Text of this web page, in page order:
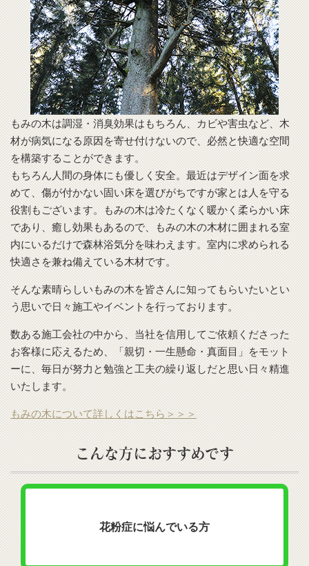
もみの木は調湿・消臭効果はもちろん、カビや害虫など、木
材が病気になる原因を寄せ付けないので、必然と快適な空間
を構築することができます。
もちろん人間の身体にも優しく安全。最近はデザイン面を求
めて、傷が付かない固い床を選びがちですが家とは人を守る
役割もございます。もみの木は冷たくなく暖かく柔らかい床
であり、癒し効果もあるので、もみの木の木材に囲まれる室
内にいるだけで森林浴気分を味わえます。室内に求められる
快適さを兼ね備えている木材です。
そんな素晴らしいもみの木を皆さんに知ってもらいたいとい
う思いで日々施工やイベントを行っております。
数ある施工会社の中から、当社を信用してご依頼くださった
お客様に応えるため、「親切・一生懸命・真面目」をモット
ーに、毎日が努力と勉強と工夫の繰り返しだと思い日々精進
いたします。
もみの木について詳しくはこちら＞＞＞
こんな方におすすめです
花粉症に悩んでいる方